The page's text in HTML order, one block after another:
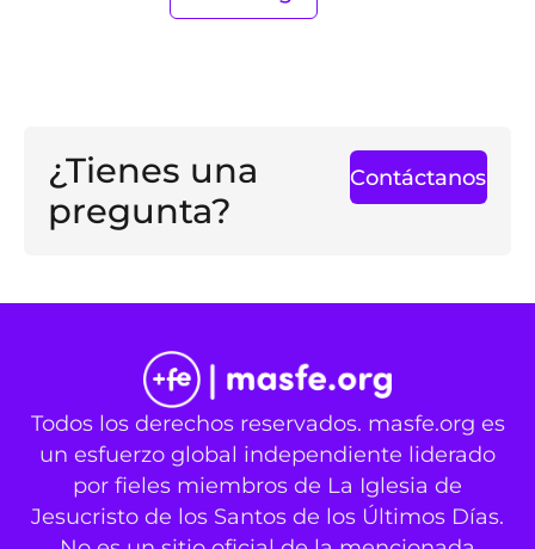
¿Tienes una
pregunta?
Contáctanos
Todos los derechos reservados. masfe.org es
un esfuerzo global independiente liderado
por fieles miembros de La Iglesia de
Jesucristo de los Santos de los Últimos Días.